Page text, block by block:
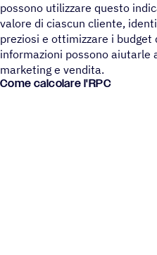
possono utilizzare questo
valore di ciascun cliente,
preziosi e ottimizzare i budget
informazioni possono aiutarle
marketing e vendita.
Come calcolare l'RPC